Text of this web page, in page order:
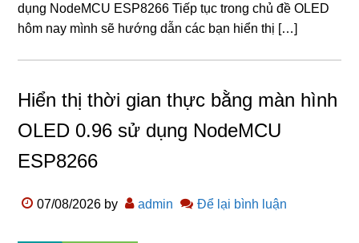
dụng NodeMCU ESP8266 Tiếp tục trong chủ đề OLED
hôm nay mình sẽ hướng dẫn các bạn hiển thị […]
Hiển thị thời gian thực bằng màn hình
OLED 0.96 sử dụng NodeMCU
ESP8266
07/08/2026 by admin Để lại bình luận